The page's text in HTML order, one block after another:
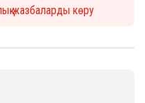
жазбаларды көру